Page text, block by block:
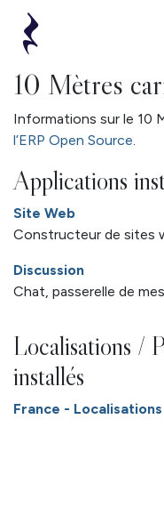
Se rendre au contenu
10 Mètres
Informations sur le 10
l’ERP Open Source.
Applications
Site Web
Constructeur de sites
Discussion
Chat, passerelle de
Localisations /
installés
France - Localisations